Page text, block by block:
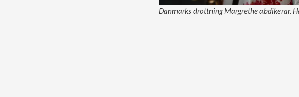
Danmarks drottning Margrethe abdikerar.